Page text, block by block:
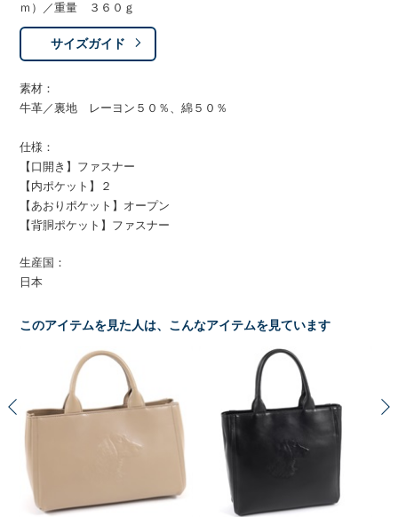
ｍ）／重量 ３６０ｇ
サイズガイド
素材：
牛革／裏地 レーヨン５０％、綿５０％
仕様：
【口開き】ファスナー
【内ポケット】２
【あおりポケット】オープン
【背胴ポケット】ファスナー
生産国：
日本
このアイテムを見た人は、こんなアイテムを見ています